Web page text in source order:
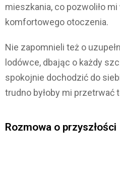
mieszkania, co pozwoliło
komfortowego otoczenia.
Nie zapomnieli też o
lodówce, dbając o każdy
spokojnie dochodzić do
trudno byłoby mi przetrwać
Rozmowa o przyszłości